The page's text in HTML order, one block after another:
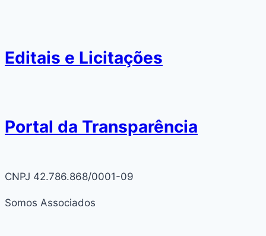
Editais e Licitações
Portal da Transparência
CNPJ 42.786.868/0001-09
Somos Associados